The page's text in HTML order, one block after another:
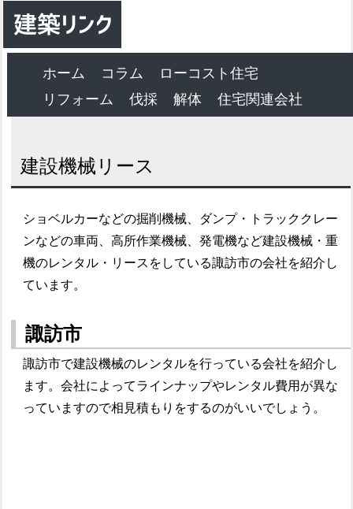
ホーム コラム
ローコスト住宅
リフォーム
伐採 解体 住宅関連会社
建設機械リース
ショベルカーなどの掘削機械、ダンプ・トラッククレー
ンなどの車両、高所作業機械、発電機など建設機械・重
機のレンタル・リースをしている諏訪市の会社を紹介し
ています。
諏訪市
諏訪市で建設機械のレンタルを行っている会社を紹介し
ます。会社によってラインナップやレンタル費用が異な
っていますので相見積もりをするのがいいでしょう。